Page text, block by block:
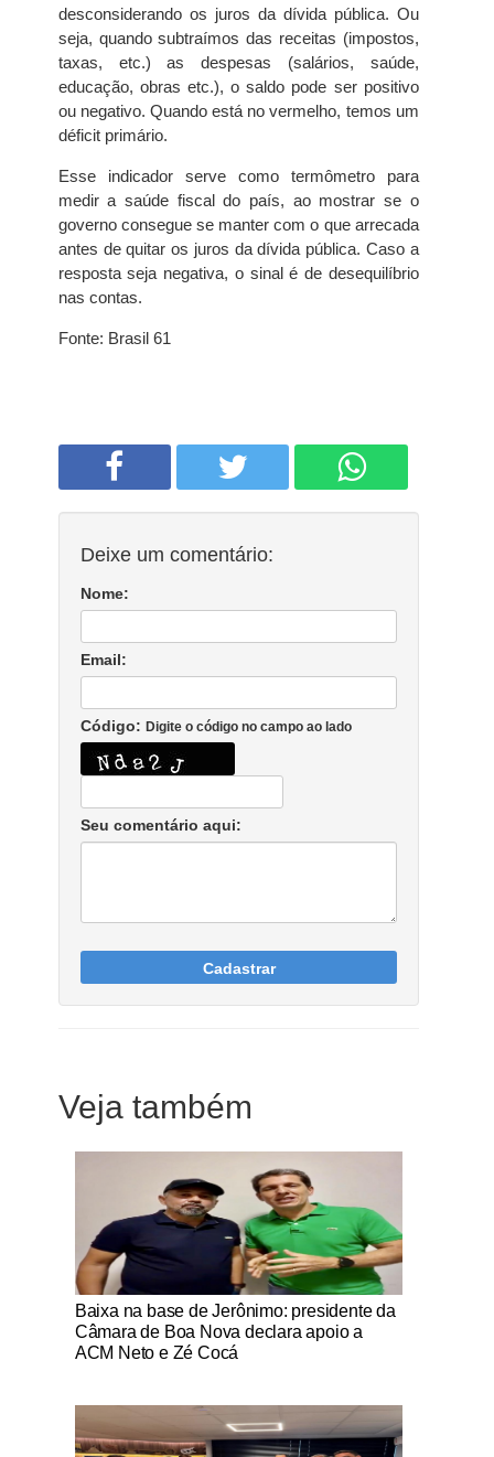
desconsiderando os juros da dívida pública. Ou
seja, quando subtraímos das receitas (impostos,
taxas, etc.) as despesas (salários, saúde,
educação, obras etc.), o saldo pode ser positivo
ou negativo. Quando está no vermelho, temos um
déficit primário.
Esse indicador serve como termômetro para
medir a saúde fiscal do país, ao mostrar se o
governo consegue se manter com o que arrecada
antes de quitar os juros da dívida pública. Caso a
resposta seja negativa, o sinal é de desequilíbrio
nas contas.
Fonte: Brasil 61
Deixe um comentário:
Nome:
Email:
Código: Digite o código no campo ao lado
Seu comentário aqui:
Cadastrar
Veja também
Notícias Católicas
Baixa na base de Jerônimo: presidente da
Câmara de Boa Nova declara apoio a
ACM Neto e Zé Cocá